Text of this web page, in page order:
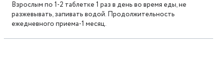
Взрослым по 1-2 таблетке 1 раз в день во время еды, не
разжевывать, запивать водой. Продолжительность
ежедневного приема-1 месяц.